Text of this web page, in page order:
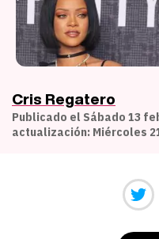
Cris Regatero
Publicado el Sábado 13
actualización: Miércoles